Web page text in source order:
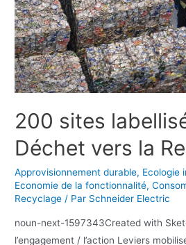
200 sites
Déchet vers la
Approvisionnement durable, Ecologie
Economie de la fonctionnalité,
Recyclage / Par Schneider Electric
noun-next-1597343Created with
l’engagement / l’action Leviers